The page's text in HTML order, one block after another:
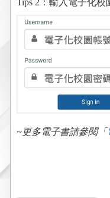
Tips 2：輸入電子化校
~更多電子書請參閱「